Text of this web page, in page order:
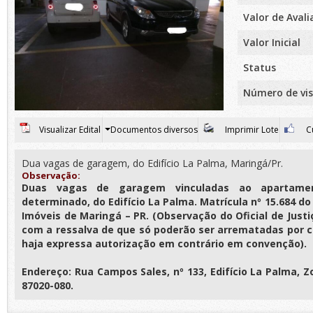
Valor de
Valor Inicial
Status
Número de
Visualizar Edital Documentos diversos Imprimir Lote
Dua vagas de garagem, do Edifício La Palma, Maringá/Pr.
Observação:
Duas vagas de garagem vinculadas ao
determinado, do Edifício La Palma. Matrícula nº 15.684
Imóveis de Maringá – PR. (Observação do Oficial de
com a ressalva de que só poderão ser arrematadas por
haja expressa autorização em contrário em convenção).
Endereço: Rua Campos Sales, nº 133, Edifício La Palma,
87020-080.